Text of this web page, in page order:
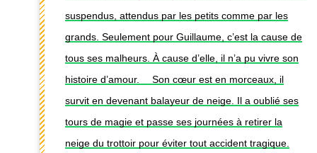
suspendus, attendus par les petits comme par les
grands. Seulement pour Guillaume, c’est la cause de
tous ses malheurs. À cause d’elle, il n’a pu vivre son
histoire d’amour. ⠀ Son cœur est en morceaux, il
survit en devenant balayeur de neige. Il a oublié ses
tours de magie et passe ses journées à retirer la
neige du trottoir pour éviter tout accident tragique.